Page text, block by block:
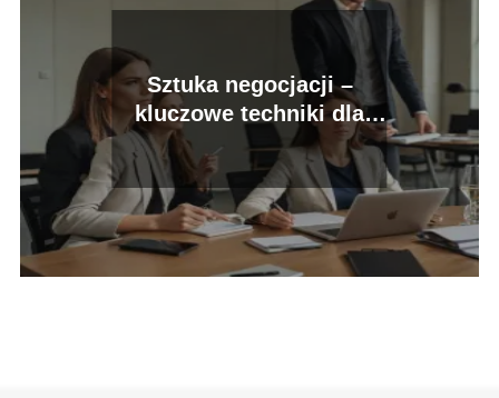
Sztuka negocjacji –
kluczowe techniki dla
przedsiębiorców